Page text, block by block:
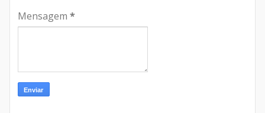
Mensagem *